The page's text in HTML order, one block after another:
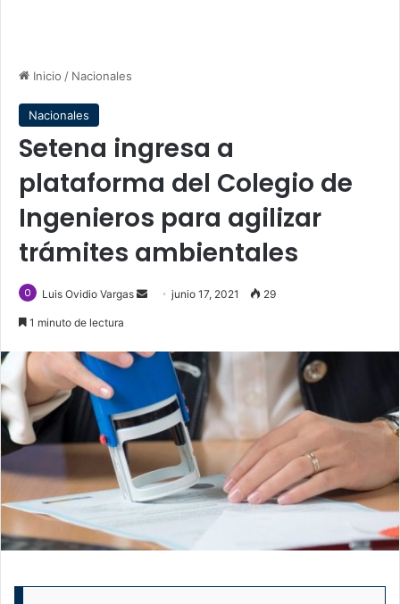
Inicio / Nacionales
Nacionales
Setena ingresa a
plataforma del Colegio de
Ingenieros para agilizar
trámites ambientales
Luis Ovidio Vargas
Sendjunio 17, 2021 29
1 minuto de lectura